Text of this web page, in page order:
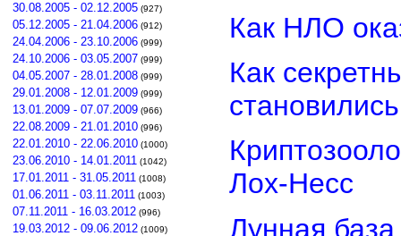
30.08.2005 - 02.12.2005 (927)
05.12.2005 - 21.04.2006 (912)
24.04.2006 - 23.10.2006 (999)
24.10.2006 - 03.05.2007 (999)
04.05.2007 - 28.01.2008 (999)
29.01.2008 - 12.01.2009 (999)
13.01.2009 - 07.07.2009 (966)
22.08.2009 - 21.01.2010 (996)
22.01.2010 - 22.06.2010 (1000)
23.06.2010 - 14.01.2011 (1042)
17.01.2011 - 31.05.2011 (1008)
01.06.2011 - 03.11.2011 (1003)
07.11.2011 - 16.03.2012 (996)
19.03.2012 - 09.06.2012 (1009)
Как НЛО
Как
Лох-Несс
Лунная